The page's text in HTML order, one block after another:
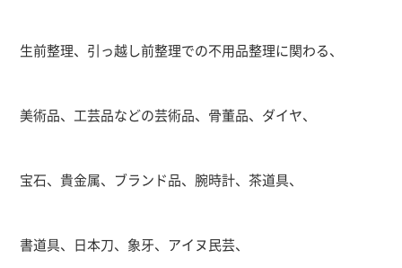
生前整理、引っ越し前整理での不用品整理に関わる、
美術品、工芸品などの芸術品、骨董品、ダイヤ、
宝石、貴金属、ブランド品、腕時計、茶道具、
書道具、日本刀、象牙、アイヌ民芸、